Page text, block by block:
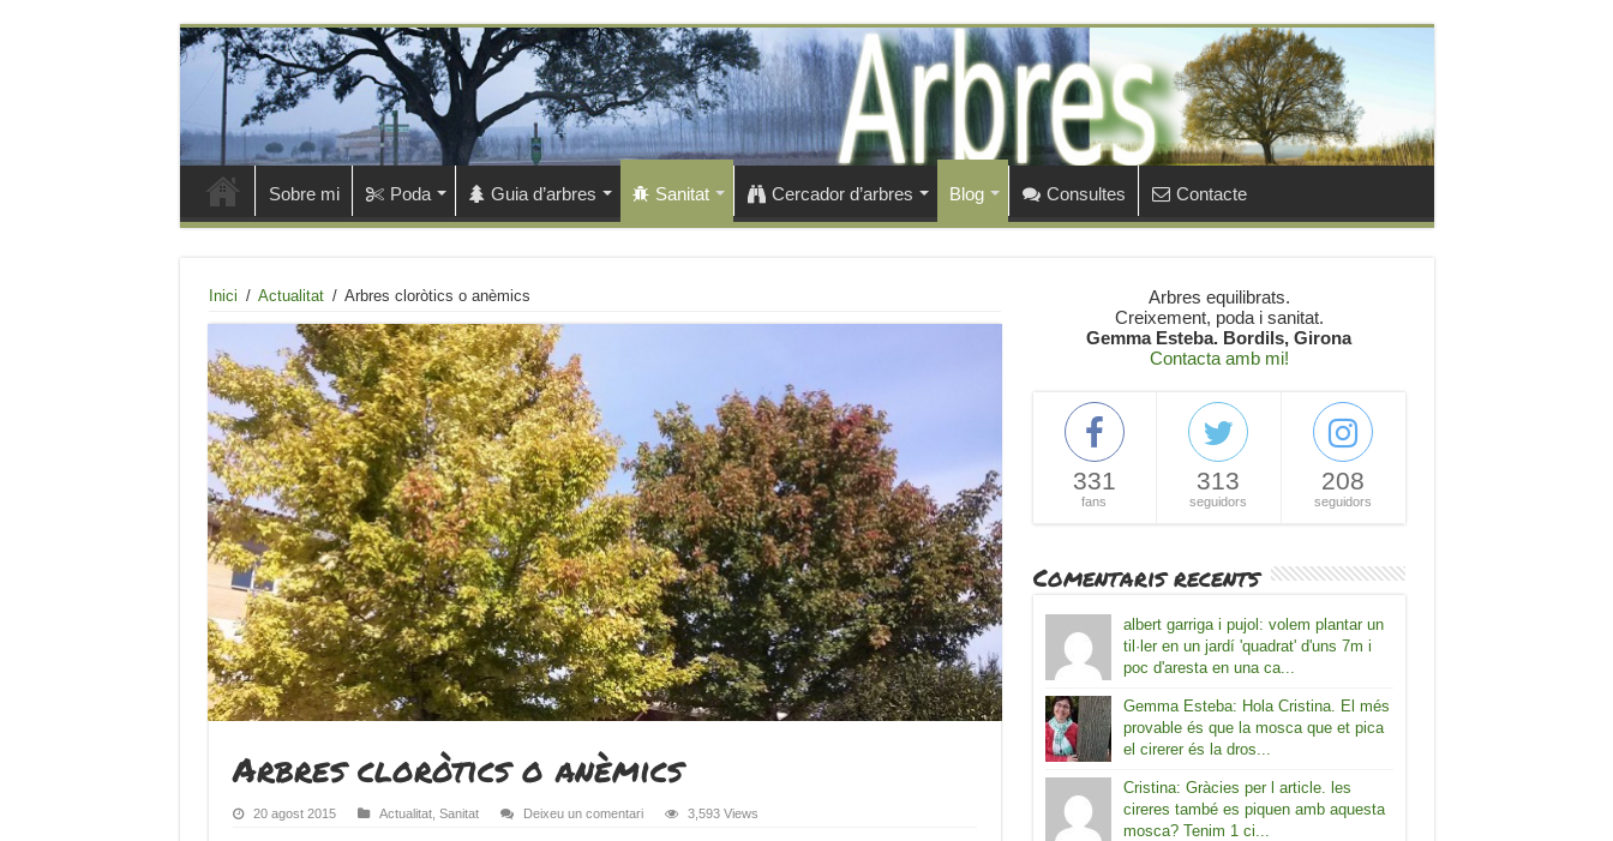
Sobre mi Poda Guia d’arbres Sanitat Cercador d’arbres Blog Consultes Contacte
Inici / Actualitat / Arbres cloròtics o anèmics
Arbres cloròtics o anèmics
20 agost 2015 Actualitat, Sanitat Deixeu un comentari 3,593 Views
Arbres equilibrats.
Creixement, poda i sanitat.
Gemma Esteba. Bordils, Girona
Contacta amb mi!
331
fans
313
seguidors
208
seguidors
Comentaris recents
albert garriga i pujol: volem plantar un
til·ler en un jardí 'quadrat' d'uns 7m i
poc d'aresta en una ca...
Gemma Esteba: Hola Cristina. El més
provable és que la mosca que et pica
el cirerer és la dros...
Cristina: Gràcies per l article. les
cireres també es piquen amb aquesta
mosca? Tenim 1 ci...